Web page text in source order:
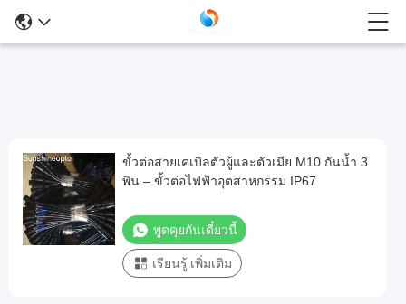
ขั้ว
ต่อ
สาย
เคเบิล
ขั้วต่อสายเคเบิลตัวผู้และตัวเมีย M10 กันน้ำ 3
พิน – ขั้วต่อไฟฟ้าอุตสาหกรรม IP67
พูดคุยกันเดี๋ยวนี้
เรียนรู้ เพิ่มเติม